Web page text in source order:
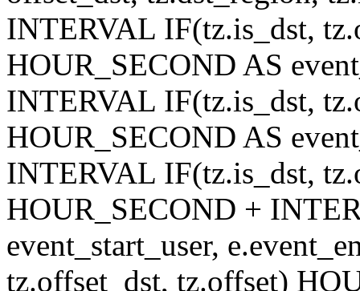
INTERVAL IF(tz.is_dst,
HOUR_SECOND AS
INTERVAL IF(tz.is_dst,
HOUR_SECOND AS
INTERVAL IF(tz.is_dst,
HOUR_SECOND +
event_start_user,
tz.offset_dst, tz.offset)